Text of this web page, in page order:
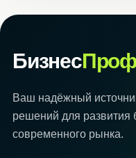
Бизнес
Ваш надёжный
решений для развития
современного рынка.